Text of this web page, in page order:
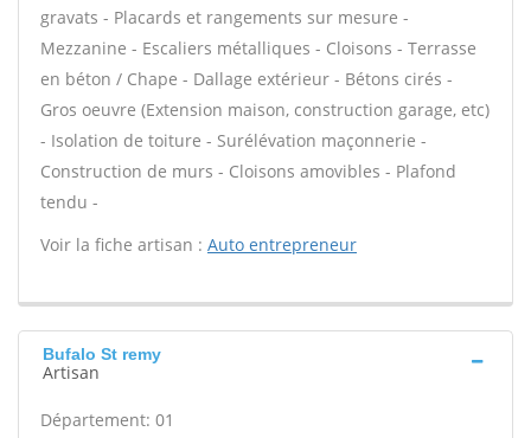
gravats - Placards et rangements sur mesure -
Mezzanine - Escaliers métalliques - Cloisons - Terrasse
en béton / Chape - Dallage extérieur - Bétons cirés -
Gros oeuvre (Extension maison, construction garage, etc)
- Isolation de toiture - Surélévation maçonnerie -
Construction de murs - Cloisons amovibles - Plafond
tendu -
Voir la fiche artisan : Auto entrepreneur
Bufalo St remy
Artisan
Département: 01